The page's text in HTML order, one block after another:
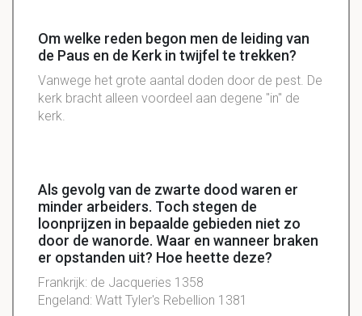
Om welke reden begon men de leiding van
de Paus en de Kerk in twijfel te trekken?
Vanwege het grote aantal doden door de pest. De
kerk bracht alleen voordeel aan degene "in" de
kerk.
Als gevolg van de zwarte dood waren er
minder arbeiders. Toch stegen de
loonprijzen in bepaalde gebieden niet zo
door de wanorde. Waar en wanneer braken
er opstanden uit? Hoe heette deze?
Frankrijk: de Jacqueries 1358
Engeland: Watt Tyler's Rebellion 1381